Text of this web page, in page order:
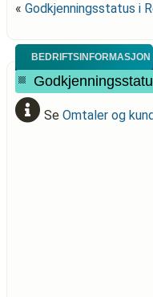
« Godkjenningsstatus i
BEDRIFTSINFORMASJON
Se Omtaler og